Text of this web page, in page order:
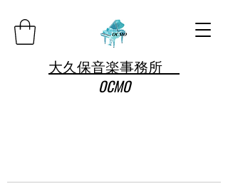
大久保音楽事務所
OCMO